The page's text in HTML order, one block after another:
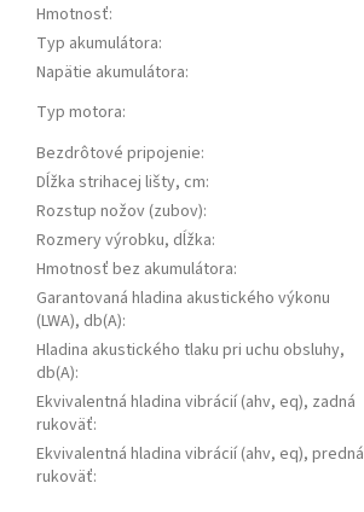
Hmotnosť:
Typ akumulátora:
Napätie akumulátora:
Typ motora:
Bezdrôtové pripojenie:
Dĺžka strihacej lišty, cm:
Rozstup nožov (zubov):
Rozmery výrobku, dĺžka:
Hmotnosť bez akumulátora:
Garantovaná hladina akustického výkonu
(LWA), db(A):
Hladina akustického tlaku pri uchu obsluhy,
db(A):
Ekvivalentná hladina vibrácií (ahv, eq), zadná
rukoväť:
Ekvivalentná hladina vibrácií (ahv, eq), predná
rukoväť: